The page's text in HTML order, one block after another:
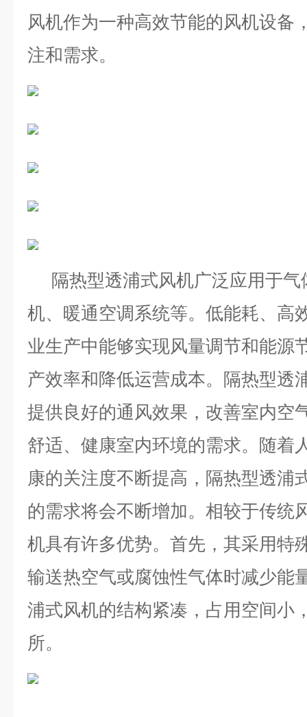
风机作为一种高效节能的风机设备
注和需求。
隔热型透浦式风机广泛应用于气
机、暖通空调系统等。低能耗、高
业生产中能够实现风量调节和能源
产效率和降低运营成本。 隔热型透
提供良好的通风效果，改善室内空
舒适、健康室内环境的需求。随着
康的关注度不断提高，隔热型透浦
的需求将会不断增加。 相较于传统
机具有许多优势。首先，其采用特
输送热空气或腐蚀性气体时减少能
浦式风机的结构紧凑，占用空间小
所。